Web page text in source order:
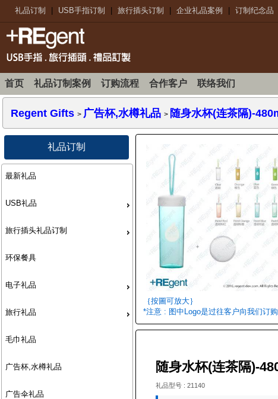
礼品订制 USB手指订制 旅行插头订制 企业礼品案例 订制纪念品
首页 礼品订制案例 订购流程 合作客户 联络我们
Regent Gifts > 广告杯,水樽礼品 > 随身水杯(连茶隔)-
礼品订制
最新礼品
USB礼品
旅行插头礼品订制
环保餐具
电子礼品
旅行礼品
毛巾礼品
广告杯,水樽礼品
广告伞礼品
｛按圖可放大｝
*注意 : 图中Logo是过往客户向我们订
随身水杯(连茶隔)-
礼品型号 : 21140